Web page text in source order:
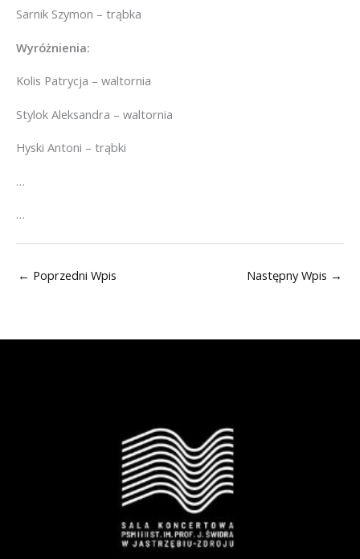
Sarnik Szymon – trąbka
Wyróżnienia:
Kolis Patrycja – waltornia
Stylok Aleksandra – waltornia
Hyski Antoni – trąbki
…
…
← Poprzedni Wpis Następny Wpis →